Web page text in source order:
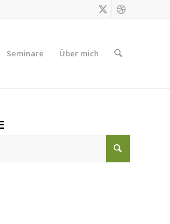
Seminare Über mich